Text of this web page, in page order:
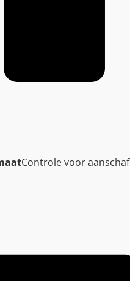
Controle voor aanschaf